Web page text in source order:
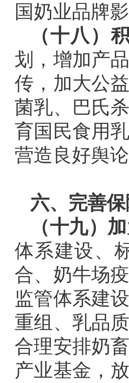
国奶业品牌影
（十八）
划，增加产
传，加大公
菌乳、巴氏
育国民食用
营造良好舆论
六、完善
（十九）
体系建设、
合、奶牛场
监管体系建
重组、乳品
合理安排奶
产业基金，